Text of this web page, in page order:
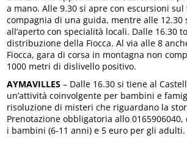
a mano. Alle 9.30 si apre con escursioni
compagnia di una guida, mentre alle 12.30
all’aperto con specialità locali. Dalle 16.30
distribuzione della Fiocca. Al via alle 8
Fiocca, gara di corsa in montagna non
1000 metri di dislivello positivo.
AYMAVILLES – Dalle 16.30 si tiene al
un’attività coinvolgente per bambini e
risoluzione di misteri che riguardano la
Prenotazione obbligatoria allo
i bambini (6-11 anni) e 5 euro per gli adulti.